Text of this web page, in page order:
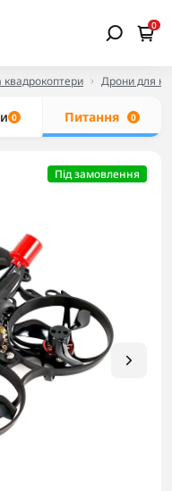
0
квадрокоптери Дрони для
0 Питання 0
Під замовлення